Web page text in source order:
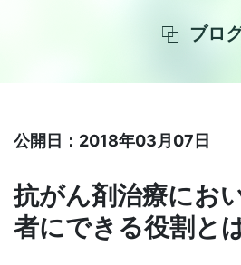
ブロ
公開日：2018年03月07日
抗がん剤治療にお
者にできる役割と